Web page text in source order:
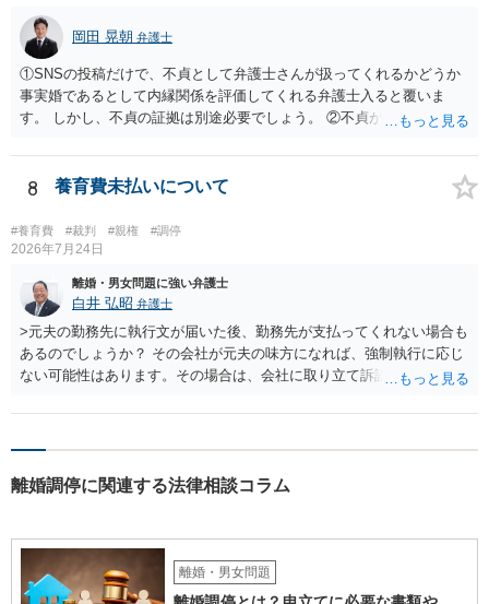
岡田 晃朝 弁護士
①SNSの投稿だけで、不貞として弁護士さんが扱ってくれるかどうか
事実婚であるとして内縁関係を評価してくれる弁護士入ると覆いま
す。 しかし、不貞の証拠は別途必要でしょう。 ②不貞が認められない
消にあたるかどうか そこは協議の余地はあるかもしれませんが、離婚
の場合も相互に帰責性が無ければ（立証できなければ）、慰謝料など
8 養育費未払いについて
#養育費 #裁判 #親権 #調停
2026年7月24日
離婚・男女問題に強い弁護士
白井 弘昭 弁護士
>元夫の勤務先に執行文が届いた後、勤務先が支払ってくれない場合も
あるのでしょうか？ その会社が元夫の味方になれば、強制執行に応じ
ない可能性はあります。その場合は、会社に取り立て訴訟を行うこと
押さえ、元夫名義の車の差し押さえ競売などを検討します。 ＞何もで
す。 ＞他の弁護士さんに再度依頼できるのでしょうか？ できます。た
離婚調停に関連する法律相談コラム
離婚・男女問題